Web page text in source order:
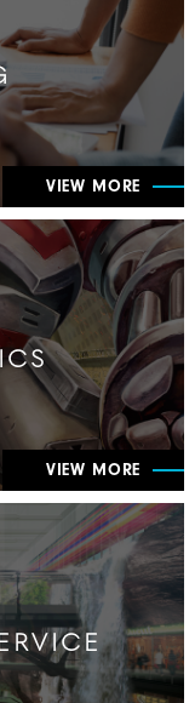
VIEW MORE
VIEW MORE